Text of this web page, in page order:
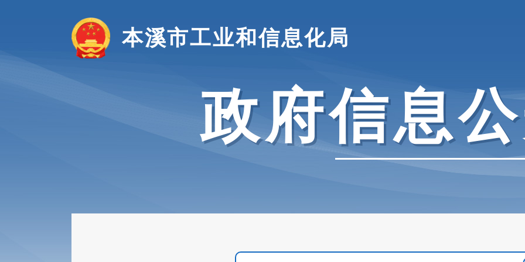
本溪市工业和信息化局
政府信息